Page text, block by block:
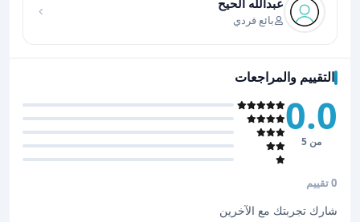
عبدالله الحيح
بائع فردي
التقييم والمراجعات
0.0
من 5
0 تقييم
شارك تجربتك مع الآخرين